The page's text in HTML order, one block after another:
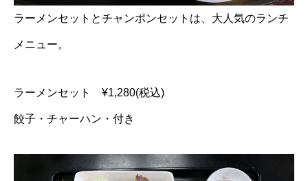
ラーメンセットとチャンポンセットは、大人気のランチ
メニュー。
ラーメンセット ¥1,280(税込)
餃子・チャーハン・付き